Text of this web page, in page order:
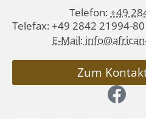
Telefon: +49
Telefax: +49 2842 21994-80
E-Mail:
Zum